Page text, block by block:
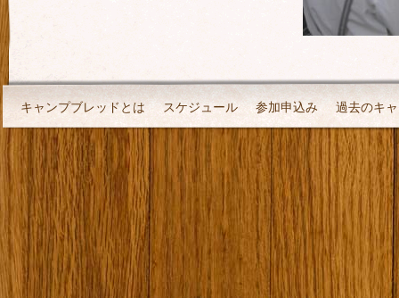
キャンプブレッドとは スケジュール 参加申込み 過去のキ